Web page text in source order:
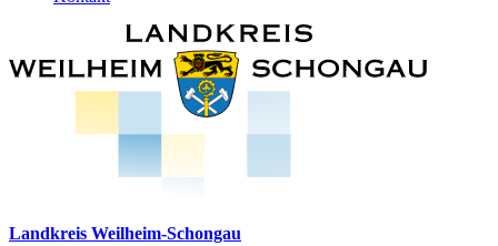
Landkreis Weilheim-Schongau